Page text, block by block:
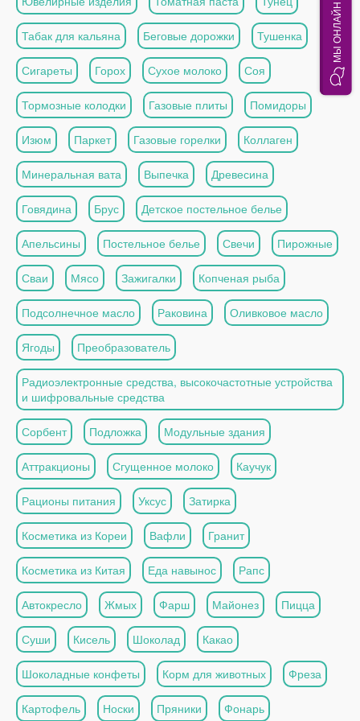
Табак для кальяна Беговые дорожки Тушенка
Сигареты Горох Сухое молоко Соя
Тормозные колодки Газовые плиты Помидоры
Изюм Паркет Газовые горелки Коллаген
Минеральная вата Выпечка Древесина
Говядина Брус Детское постельное белье
Апельсины Постельное белье Свечи Пирожные
Сваи Мясо Зажигалки Копченая рыба
Подсолнечное масло Раковина Оливковое масло
Ягоды Преобразователь
Радиоэлектронные средства, высокочастотные устройства
и шифровальные средства
Сорбент Подложка Модульные здания
Аттракционы Сгущенное молоко Каучук
Рационы питания Уксус Затирка
Косметика из Кореи Вафли Гранит
Косметика из Китая Еда навынос Рапс
Автокресло Жмых Фарш Майонез Пицца
Суши Кисель Шоколад Какао
Шоколадные конфеты Корм для животных Фреза
Картофель Носки Пряники Фонарь
МЫ ОНЛАЙН